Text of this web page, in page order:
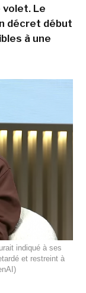
Le
décret début
à une
indiqué à ses
et restreint à